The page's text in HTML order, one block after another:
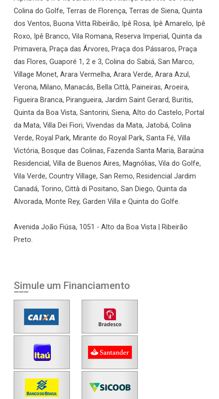
Colina do Golfe, Terras de Florença, Terras de Siena, Quinta
dos Ventos, Buona Vitta Ribeirão, Ipê Rosa, Ipê Amarelo, Ipê
Roxo, Ipê Branco, Vila Romana, Reserva Imperial, Quinta da
Primavera, Praça das Árvores, Praça dos Pássaros, Praça
das Flores, Guaporé 1, 2 e 3, Colina do Sabiá, San Marco,
Village Monet, Arara Vermelha, Arara Verde, Arara Azul,
Verona, Milano, Manacás, Bella Città, Paineiras, Aroeira,
Figueira Branca, Pirangueira, Jardim Saint Gerard, Buritis,
Quinta da Boa Vista, Santorini, Siena, Alto do Castelo, Portal
da Mata, Villa Dei Fiori, Vivendas da Mata, Jatobá, Colina
Verde, Royal Park, Mirante do Royal Park, Santa Fé, Villa
Victória, Bosque das Colinas, Fazenda Santa Maria, Baraúna
Residencial, Villa de Buenos Aires, Magnólias, Vila do Golfe,
Vila Verde, Country Village, San Remo, Residencial Jardim
Canadá, Torino, Città di Positano, San Diego, Quinta da
Alvorada, Monte Rey, Garden Villa e Quinta do Golfe.
Avenida João Fiúsa, 1051 - Alto da Boa Vista | Ribeirão
Preto.
Simule um Financiamento